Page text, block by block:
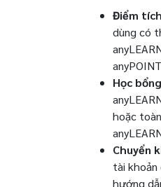
Điểm
dùng có
Học
hoặc
Chuyển
tài khoản
hướng